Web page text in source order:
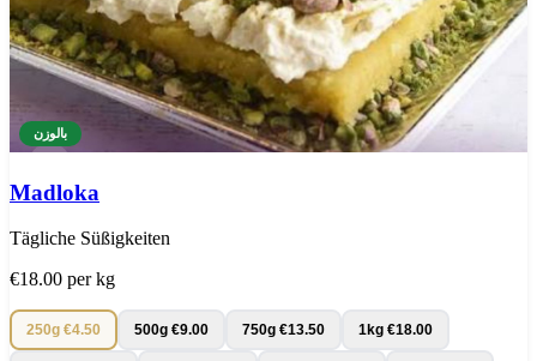
بالوزن
Madloka
Tägliche Süßigkeiten
€18.00 per kg
250g €4.50 500g €9.00 750g €13.50 1kg €18.00